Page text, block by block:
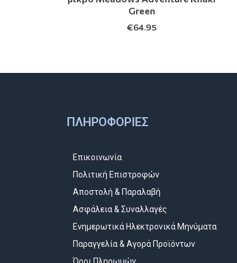
Green
€64.95
ΠΛΗΡΟΦΟΡΊΕΣ
Επικοινωνία
Πολιτική Επιστροφών
Αποστολή & Παραλαβή
Ασφάλεια & Συναλλαγές
Ενημερωτικά Ηλεκτρονικά Μηνύματα
Παραγγελία & Αγορά Προϊόντων
Όροι Πληρωμών